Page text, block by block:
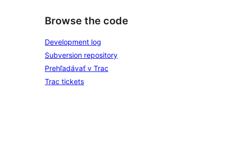
Browse the code
Development log
Subversion repository
Prehľadávať v Trac
Trac tickets